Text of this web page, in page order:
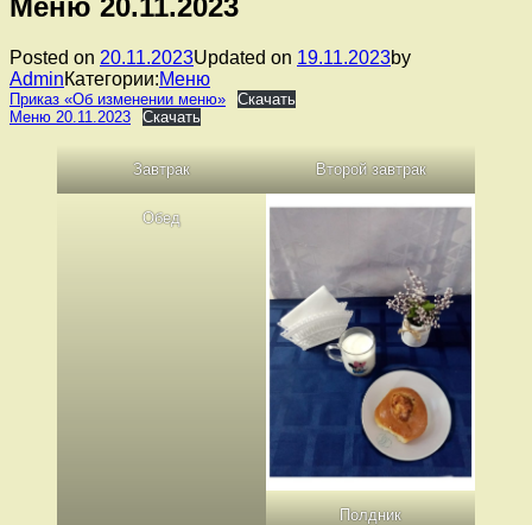
Меню 20.11.2023
Posted on 20.11.2023Updated on 19.11.2023by
AdminКатегории:Меню
Приказ «Об изменении меню»
Скачать
Меню 20.11.2023
Скачать
Завтрак Второй завтрак
Обед
Полдник